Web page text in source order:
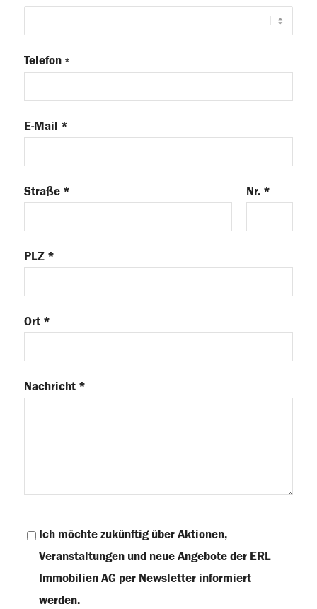
Telefon *
E-Mail *
Straße * Nr. *
PLZ *
Ort *
Nachricht *
Ich möchte zukünftig über Aktionen,
Veranstaltungen und neue Angebote der ERL
Immobilien AG per Newsletter informiert
werden.